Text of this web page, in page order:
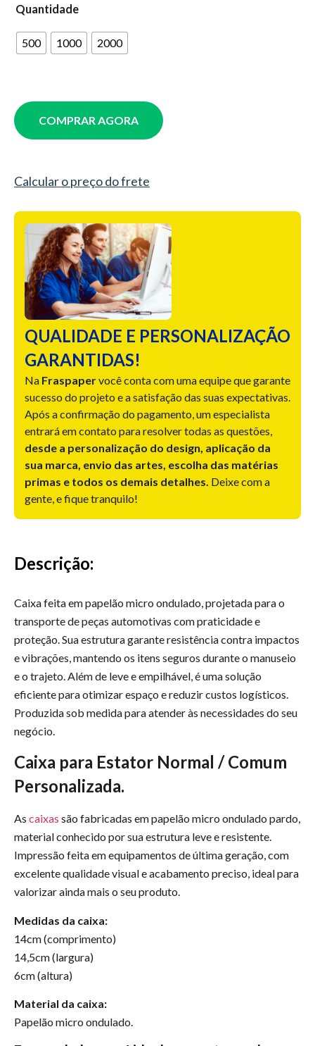
Quantidade
500 1000 2000
COMPRAR AGORA
Calcular o preço do frete
QUALIDADE E PERSONALIZAÇÃO
GARANTIDAS!
Na Fraspapervocê conta com uma equipe que garante
sucesso do projeto e a satisfação das suas expectativas.
Após a confirmação do pagamento, um especialista
entrará em contato para resolver todas as questões,
desde a personalização do design, aplicação da
sua marca, envio das artes, escolha das matérias
primas e todos os demais detalhes. Deixe com a
gente, e fique tranquilo!
Descrição:
Caixa feita em papelão micro ondulado, projetada para o
transporte de peças automotivas com praticidade e
proteção. Sua estrutura garante resistência contra impactos
e vibrações, mantendo os itens seguros durante o manuseio
e o trajeto. Além de leve e empilhável, é uma solução
eficiente para otimizar espaço e reduzir custos logísticos.
Produzida sob medida para atender às necessidades do seu
negócio.
Caixa para Estator Normal / Comum
Personalizada.
As caixas são fabricadas em papelão micro ondulado pardo,
material conhecido por sua estrutura leve e resistente.
Impressão feita em equipamentos de última geração, com
excelente qualidade visual e acabamento preciso, ideal para
valorizar ainda mais o seu produto.
Medidas da caixa:
14cm (comprimento)
14,5cm (largura)
6cm (altura)
Material da caixa:
Papelão micro ondulado.